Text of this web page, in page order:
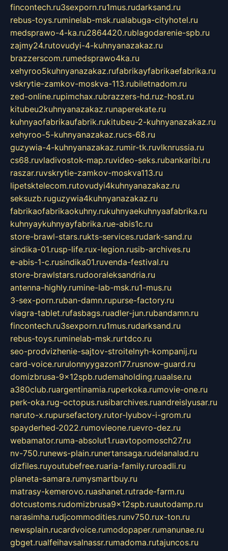
fincontech.ru3sexporn.ru1mus.rudarksand.ru
rebus-toys.ruminelab-msk.rualabuga-cityhotel.ru
medsprawo-4-ka.ru2864420.rublagodarenie-spb.ru
zajmy24.rutovudyi-4-kuhnyanazakaz.ru
brazzerscom.rumedsprawo4ka.ru
xehyroo5kuhnyanazakaz.rufabrikayfabrikaefabrika.ru
vskrytie-zamkov-moskva-113.rubiletnadom.ru
zed-online.rupimchax.rubrazzers-hd.ruz-host.ru
kitubeu2kuhnyanazakaz.runaperekate.ru
kuhnyaofabrikaufabrik.rukitubeu-2-kuhnyanazakaz.ru
xehyroo-5-kuhnyanazakaz.rucs-68.ru
guzywia-4-kuhnyanazakaz.rumir-tk.ruvlknrussia.ru
cs68.ruvladivostok-map.ruvideo-seks.rubankaribi.ru
raszar.ruvskrytie-zamkov-moskva113.ru
lipetsktelecom.rutovudyi4kuhnyanazakaz.ru
seksuzb.ruguzywia4kuhnyanazakaz.ru
fabrikaofabrikaokuhny.rukuhnyaekuhnyaafabrika.ru
kuhnyaykuhnyayfabrika.rue-abis1c.ru
store-brawl-stars.rukts-services.rudark-sand.ru
sindika-01.rusp-life.rux-legion.rusib-archives.ru
e-abis-1-c.rusindika01.ruvenda-festival.ru
store-brawlstars.rudooraleksandria.ru
antenna-highly.rumine-lab-msk.ru1-mus.ru
3-sex-porn.ruban-damn.rupurse-factory.ru
viagra-tablet.rufasbags.ruadler-jun.rubandamn.ru
fincontech.ru3sexporn.ru1mus.rudarksand.ru
rebus-toys.ruminelab-msk.rurtdco.ru
seo-prodvizhenie-sajtov-stroitelnyh-kompanij.ru
card-voice.rurulonnyygazon177.rusnow-guard.ru
domizbrusa-9x12spb.rudemaholding.ruaalse.ru
a380club.ruargentinamia.ruperkoka.rumovie-one.ru
perk-oka.rug-octopus.rusibarchives.ruandreislyusar.ru
naruto-x.rupursefactory.rutor-lyubov-i-grom.ru
spayderhed-2022.rumovieone.ruevro-dez.ru
webamator.ruma-absolut1.ruavtopomosch27.ru
nv-750.runews-plain.runertansaga.rudelanalad.ru
dizfiles.ruyoutubefree.ruaria-family.ruroadli.ru
planeta-samara.rumysmartbuy.ru
matrasy-kemerovo.ruashanet.rutrade-farm.ru
dotcustoms.rudomizbrusa9x12spb.ruautodamp.ru
narasimha.rudjcommodities.runv750.rux-ton.ru
newsplain.rucardvoice.rumodopaper.rumanunae.ru
gbget.rualfeihavsalnassr.rumadoma.rutajuncos.ru